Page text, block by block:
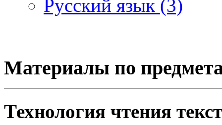
Русский язык (3)
Материалы по
Технология чтения